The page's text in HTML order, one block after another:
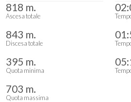
818 m.
Ascesa totale
843 m.
Discesa totale
395 m.
Quota minima
703 m.
Quota massima